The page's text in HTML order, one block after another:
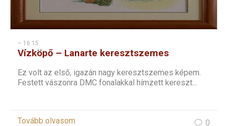
– 16:15
Vízköpő – Lanarte keresztszemes
Ez volt az első, igazán nagy keresztszemes képem.
Festett vászonra DMC fonalakkal hímzett kereszt...
Tovább olvasom 0